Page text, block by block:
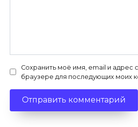
Сохранить моё имя, email и адрес
браузере для последующих моих